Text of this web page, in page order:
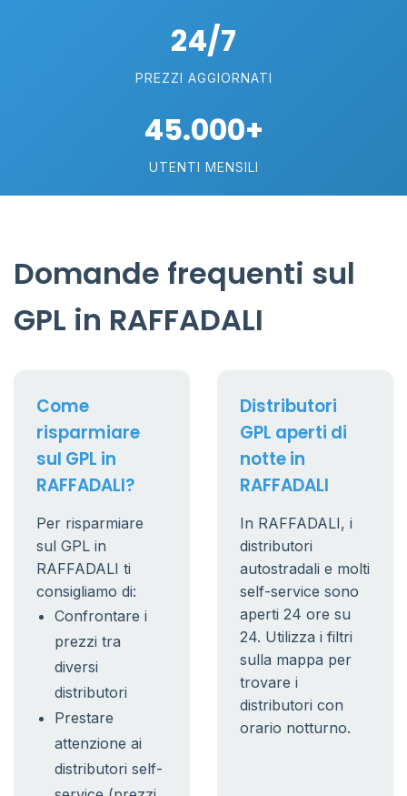
24/7
PREZZI AGGIORNATI
45.000+
UTENTI MENSILI
Domande frequenti sul
GPL in RAFFADALI
Come
risparmiare
sul GPL in
RAFFADALI?
Per risparmiare
sul GPL in
RAFFADALI ti
consigliamo di:
Confrontare i
prezzi tra
diversi
distributori
Prestare
attenzione ai
distributori self-
Distributori
GPL aperti di
notte in
RAFFADALI
In RAFFADALI, i
distributori
autostradali e molti
self-service sono
aperti 24 ore su
24. Utilizza i filtri
sulla mappa per
trovare i
distributori con
orario notturno.